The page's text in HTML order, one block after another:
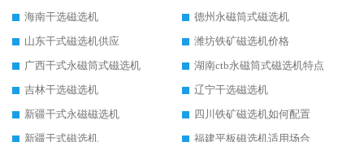
海南干选磁选机
德州永磁筒式磁选机
山东干式磁选机供应
潍坊铁矿磁选机价格
广西干式永磁筒式磁选机
湖南ctb永磁筒式磁选机特点
吉林干选磁选机
辽宁干选磁选机
新疆干式永磁磁选机
四川铁矿磁选机如何配置
新疆干式磁选机
福建平板磁选机适用场合